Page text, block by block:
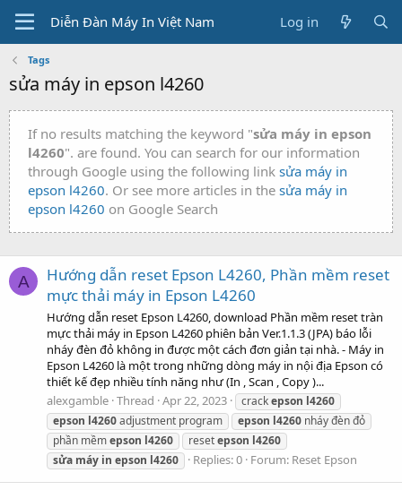
Diễn Đàn Máy In Việt Nam Log in
Tags
sửa máy in epson l4260
If no results matching the keyword "sửa máy in epson
l4260". are found. You can search for our information
through Google using the following link sửa máy in
epson l4260. Or see more articles in the sửa máy in
epson l4260 on Google Search
A
Hướng dẫn reset Epson L4260, Phần mềm reset
mực thải máy in Epson L4260
Hướng dẫn reset Epson L4260, download Phần mềm reset tràn
mực thải máy in Epson L4260 phiên bản Ver.1.1.3 (JPA) báo lỗi
nháy đèn đỏ không in được một cách đơn giản tại nhà. - Máy in
Epson L4260 là một trong những dòng máy in nội địa Epson có
thiết kế đẹp nhiều tính năng như (In , Scan , Copy )...
alexgamble Thread Apr 22, 2023 crackepson l4260
epson l4260adjustment program epson l4260 nháy đèn đỏ
phần mềmepson l4260 resetepson l4260
sửa máy in epson l4260 Replies: 0 Forum: Reset Epson